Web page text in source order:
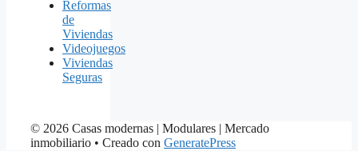
Reformas
de
Viviendas
Videojuegos
Viviendas
Seguras
© 2026 Casas modernas | Modulares | Mercado
inmobiliario • Creado con GeneratePress